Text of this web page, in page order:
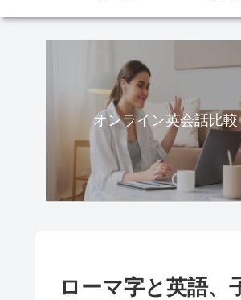
オンライン英会話比較
ローマ字と英語、